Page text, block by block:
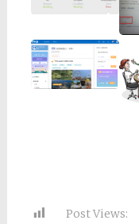
Post Views: